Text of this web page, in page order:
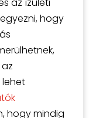
hogy
lehet
hogy mindig